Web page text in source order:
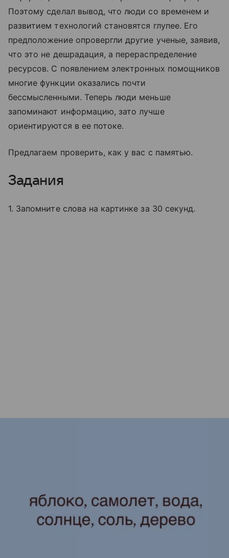
Поэтому сделал вывод, что люди со временем и
развитием технологий становятся глупее. Его
предположение опровергли другие ученые, заявив,
что это не дешрадация, а перераспределение
ресурсов. С появлением электронных помощников
многие функции оказались почти
бессмысленными. Теперь люди меньше
запоминают информацию, зато лучше
ориентируются в ее потоке.
Предлагаем проверить, как у вас с памятью.
Задания
1. Запомните слова на картинке за 30 секунд.